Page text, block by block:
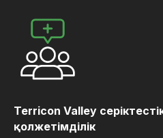
Terricon Valley
қолжетімділік